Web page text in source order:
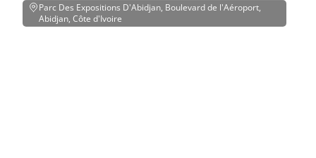
Parc Des Expositions D'Abidjan, Boulevard de l'Aéroport,
Abidjan, Côte d'Ivoire